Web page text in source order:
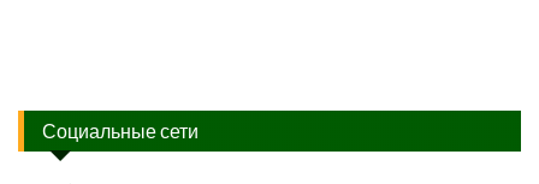
Социальные сети